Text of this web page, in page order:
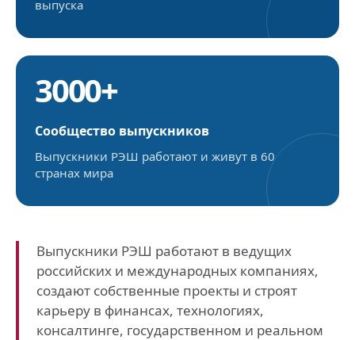
выпуска
3000+
Сообщество выпускников
Выпускники РЭШ работают и живут в 60
странах мира
Выпускники РЭШ работают в ведущих
российских и международных компаниях,
создают собственные проекты и строят
карьеру в финансах, технологиях,
консалтинге, государственном и реальном